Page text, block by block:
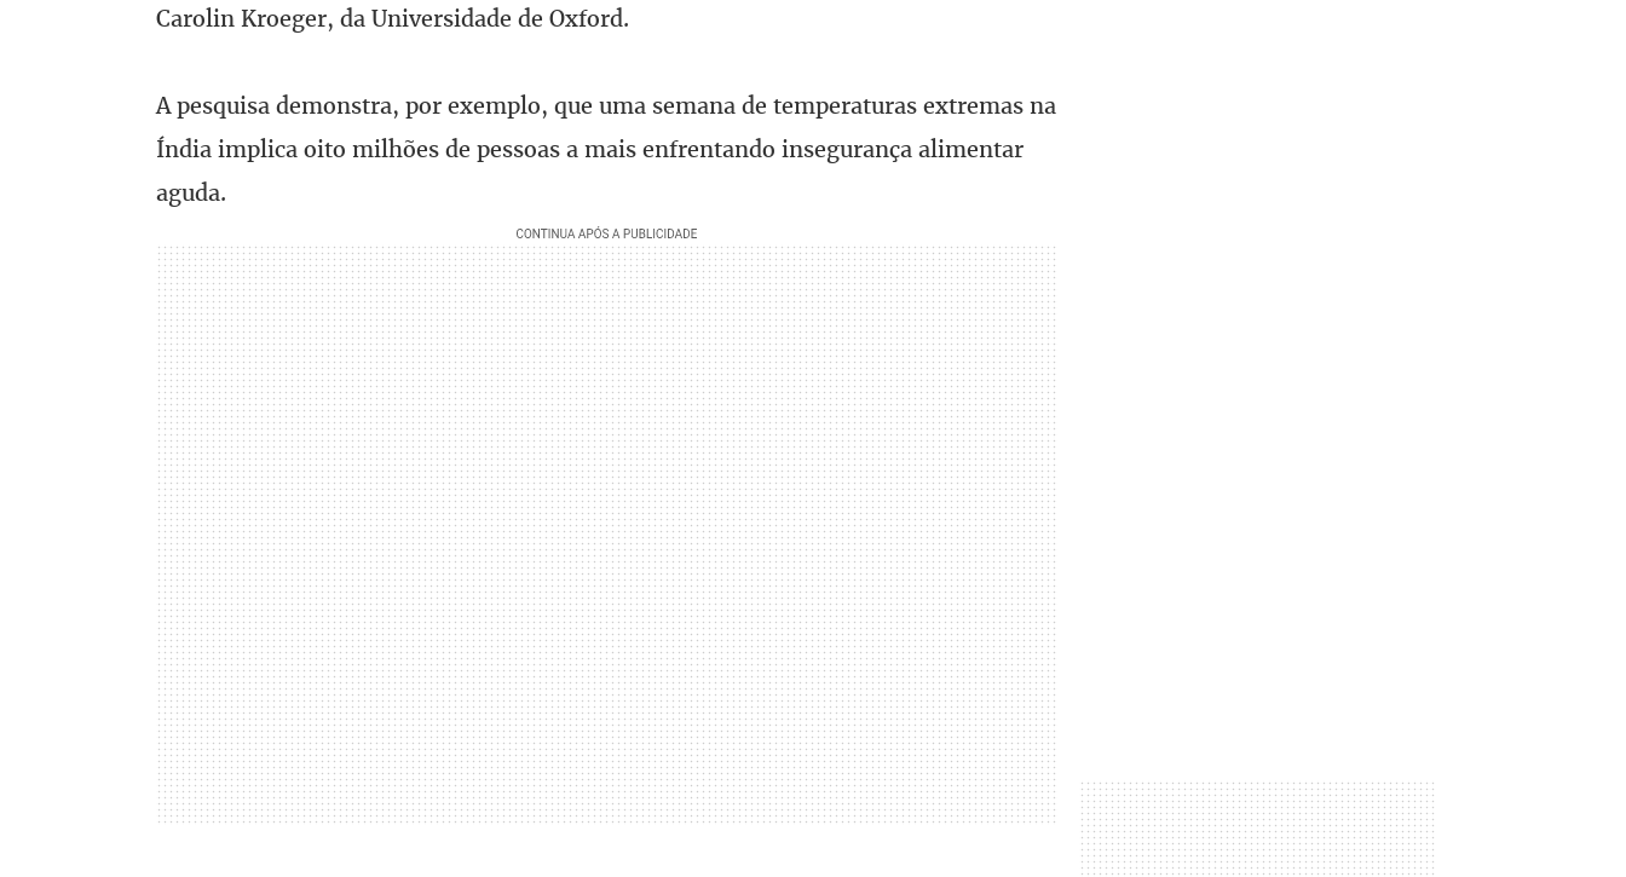
Carolin Kroeger, da Universidade de Oxford.
A pesquisa demonstra, por exemplo, que uma semana de temperaturas extremas na
Índia implica oito milhões de pessoas a mais enfrentando insegurança alimentar
aguda.